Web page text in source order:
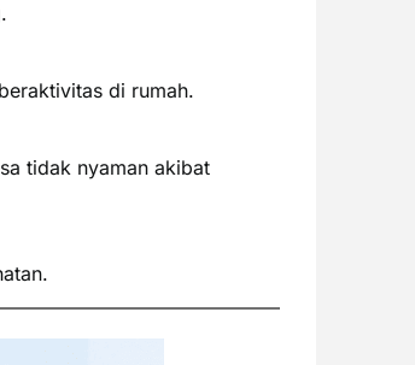
di rumah.
tidak nyaman akibat